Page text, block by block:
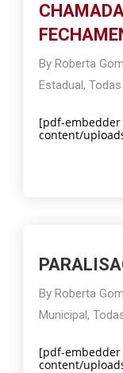
ByRoberta
Estadual,Todas
[pdf-embedder
content/
ByRoberta
Municipal,
[pdf-embedder
content/